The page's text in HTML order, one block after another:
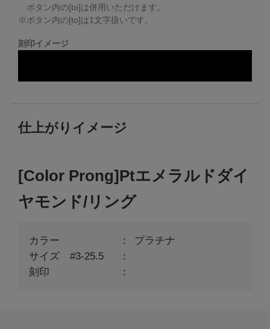
ボタン内の[to]は併用いただけます。
※ボタン内の[to]は1文字扱いです。
刻印イメージ
仕上がりイメージ
[Color Prong]Ptエメラルドダイ
ヤモンド/リング
カラー
プラチナ
サイズ #3-25.5
刻印